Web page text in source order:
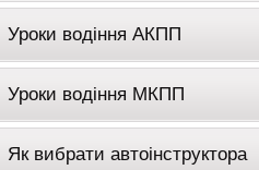
Уроки водіння АКПП
Уроки водіння МКПП
Як вибрати автоінструктора